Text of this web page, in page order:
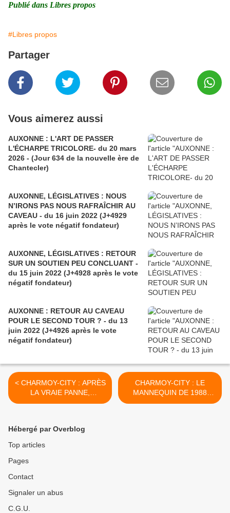
Publié dans Libres propos
#Libres propos
Partager
Vous aimerez aussi
AUXONNE : L'ART DE PASSER
L'ÉCHARPE TRICOLORE- du 20 mars
2026 - (Jour 634 de la nouvelle ère de
Chantecler)
AUXONNE, LÉGISLATIVES : NOUS
N’IRONS PAS NOUS RAFRAÎCHIR AU
CAVEAU - du 16 juin 2022 (J+4929
après le vote négatif fondateur)
AUXONNE, LÉGISLATIVES : RETOUR
SUR UN SOUTIEN PEU CONCLUANT -
du 15 juin 2022 (J+4928 après le vote
négatif fondateur)
AUXONNE : RETOUR AU CAVEAU
POUR LE SECOND TOUR ? - du 13
juin 2022 (J+4926 après le vote
négatif fondateur)
< CHARMOY-CITY : APRÈS
LA VRAIE PANNE,
RETOUR DES FAUX-
négatif fondateur)
CHARMOY-CITY : LE
MANNEQUIN DE 1988
PREND SES QUARTIERS À
Hébergé par Overblog
Top articles
Pages
Contact
Signaler un abus
C.G.U.